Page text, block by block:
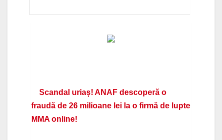
Scandal uriaș! ANAF descoperă o
fraudă de 26 milioane lei la o firmă de lupte
MMA online!